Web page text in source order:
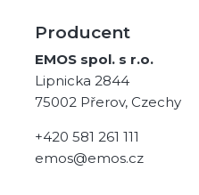
Producent
EMOS spol. s r.o.
Lipnicka 2844
75002 Přerov, Czechy
+420 581 261 111
emos@emos.cz